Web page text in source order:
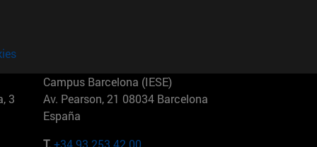
3
Campus Barcelona (IESE)
Av. Pearson, 21 08034 Barcelona
España
T. +34 93 253 42 00